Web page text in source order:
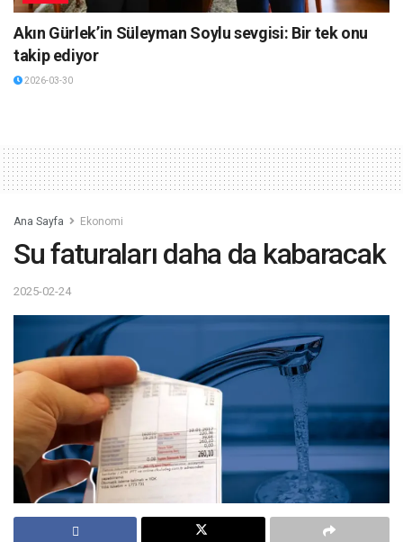
Akın Gürlek’in Süleyman Soylu sevgisi: Bir tek onu
takip ediyor
2026-03-30
Ana Sayfa Ekonomi
Su faturaları daha da kabaracak
2025-02-24